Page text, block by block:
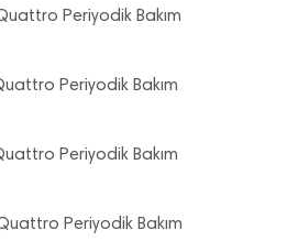
Periyodik Bakım
Periyodik Bakım
Periyodik Bakım
Periyodik Bakım